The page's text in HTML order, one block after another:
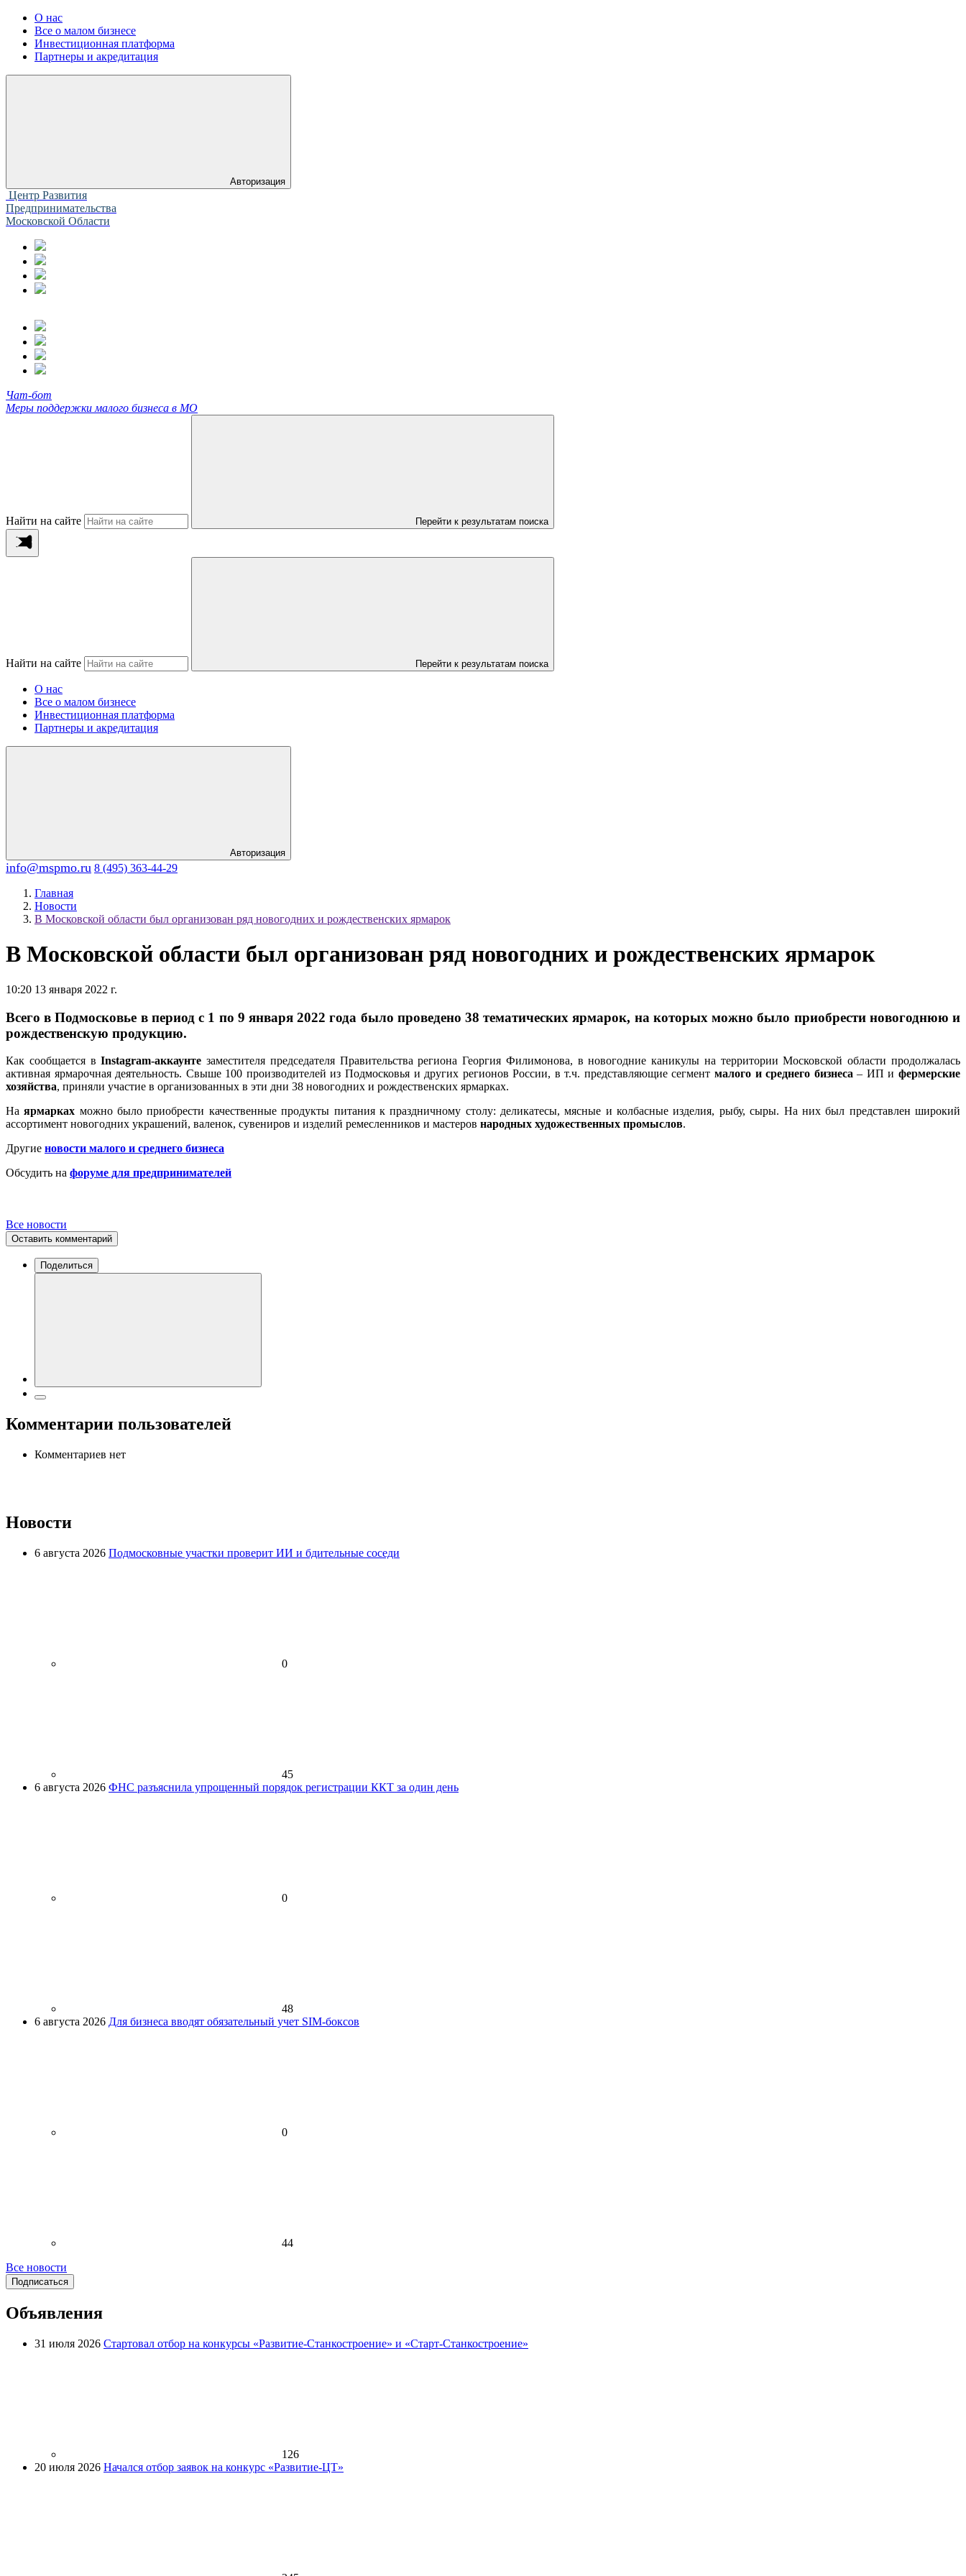
О нас
Все о малом бизнесе
Инвестиционная платформа
Партнеры и акредитация
Авторизация
Центр Развития
Предпринимательства
Московской Области
Чат-бот
Меры поддержки малого бизнеса в МО
Найти на сайте Перейти к результатам поиска
Найти на сайте Перейти к результатам поиска
О нас
Все о малом бизнесе
Инвестиционная платформа
Партнеры и акредитация
Авторизация
info@mspmo.ru 8 (495) 363-44-29
Главная
Новости
В Московской области был организован ряд новогодних и рождественских ярмарок
В Московской области был организован ряд новогодних и рождественских ярмарок
10:20 13 января 2022 г.
Всего в Подмосковье в период с 1 по 9 января 2022 года было проведено 38 тематических ярмарок, на которых можно было приобрести новогоднюю и
рождественскую продукцию.
Как сообщается вInstagram-аккаунте заместителя председателя Правительства региона Георгия Филимонова, в новогодние каникулы на территории Московской области продолжалась
активная ярмарочная деятельность. Свыше 100 производителей из Подмосковья и других регионов России, в т.ч. представляющие сегментмалого и среднего бизнеса – ИП ифермерские
хозяйства, приняли участие в организованных в эти дни 38 новогодних и рождественских ярмарках.
Наярмарках можно было приобрести качественные продукты питания к праздничному столу: деликатесы, мясные и колбасные изделия, рыбу, сыры. На них был представлен широкий
ассортимент новогодних украшений, валенок, сувениров и изделий ремесленников и мастеров народных художественных промыслов.
Другие новости малого и среднего бизнеса
Обсудить на форуме для предпринимателей
Все новости
Оставить комментарий
Поделиться
Комментарии пользователей
Комментариев нет
Новости
6 августа 2026 Подмосковные участки проверит ИИ и бдительные соседи
0
45
6 августа 2026 ФНС разъяснила упрощенный порядок регистрации ККТ за один день
0
48
6 августа 2026 Для бизнеса вводят обязательный учет SIM-боксов
0
44
Все новости
Подписаться
Объявления
31 июля 2026 Стартовал отбор на конкурсы «Развитие-Станкостроение» и «Старт-Станкостроение»
126
20 июля 2026 Начался отбор заявок на конкурс «Развитие-ЦТ»